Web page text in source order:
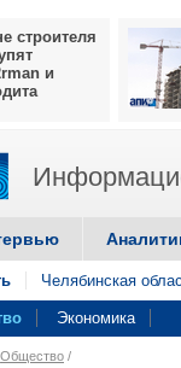
строителя
и
Челябинская
Экономика
Общество /